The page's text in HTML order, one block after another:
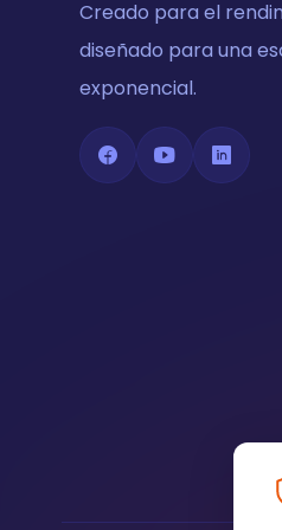
Creado para el
diseñado para una
exponencial.